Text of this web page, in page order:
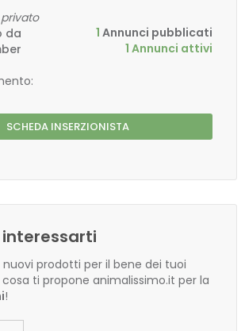
da
1 Annunci pubblicati
1 Annunci attivi
SCHEDA INSERZIONISTA
prodotti per il bene dei tuoi
ti propone animalissimo.it per la
!